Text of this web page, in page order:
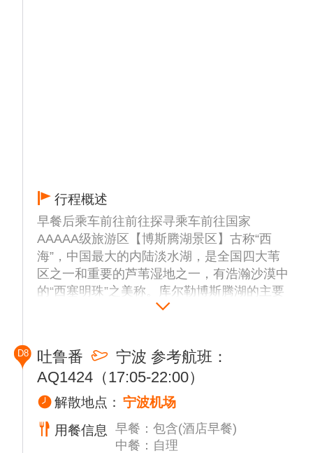
行程概述
早餐后乘车前往前往探寻乘车前往国家
AAAAA级旅游区【博斯腾湖景区】古称“西
海”，中国最大的内陆淡水湖，是全国四大苇
区之一和重要的芦苇湿地之一，有浩瀚沙漠中
的“西塞明珠”之美称。库尔勒博斯腾湖的主要
补给水源是开都河，同时又是孔雀河的源头;
数量众多的候鸟和湖泊景观，是适合人们观光
旅游的好地方。后乘车赴葡萄的王国吐鲁番
☆温馨提示：
新疆景点之间距离较长，车程比较漫长枯燥，
最好准备一些零食和充足的水。
D8 吐鲁番
宁波 参考航班：
AQ1424（17:05-22:00）
解散地点： 宁波机场
用餐信息
早餐：包含(酒店早餐)
中餐：自理